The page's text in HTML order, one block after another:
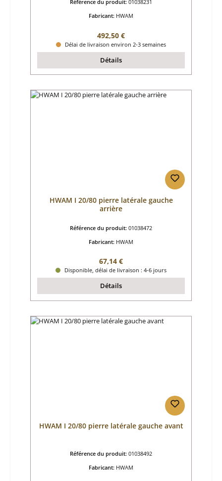
Référence du produit: 01038231
Fabricant: HWAM
Prix régulier :
492,50 €
Délai de livraison environ 2-3 semaines
Détails
HWAM I 20/80 pierre latérale gauche
arrière
Référence du produit: 01038472
Fabricant: HWAM
Prix régulier :
67,14 €
Disponible, délai de livraison : 4-6 jours
Détails
HWAM I 20/80 pierre latérale gauche avant
Référence du produit: 01038492
Fabricant: HWAM